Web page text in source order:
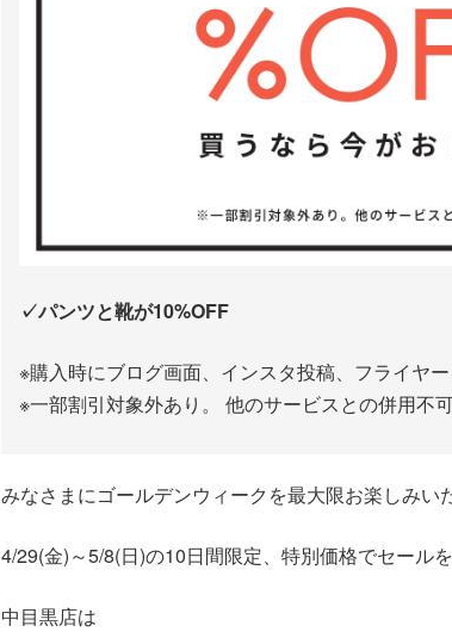
✓パンツと靴が10%OFF
※購入時にブログ画面、インスタ投稿、フライヤー
※一部割引対象外あり。 他のサービスとの併用不
みなさまにゴールデンウィークを最大限お楽しみい
4/29(金)～5/8(日)の10日間限定、特別価格でセール
中目黒店は